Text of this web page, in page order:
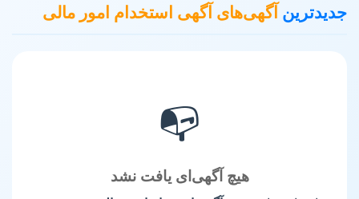
جدیدترین آگهی‌های آگهی استخدام امور مالی
📭
هیچ آگهی‌ای یافت نشد